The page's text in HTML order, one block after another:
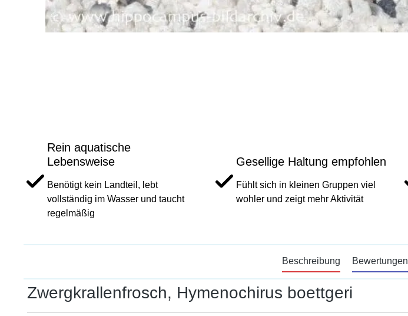
Rein aquatische
Lebensweise
Benötigt kein Landteil, lebt
vollständig im Wasser und taucht
regelmäßig
Gesellige Haltung empfohlen
Fühlt sich in kleinen Gruppen viel
wohler und zeigt mehr Aktivität
Beschreibung Bewertungen
Zwergkrallenfrosch, Hymenochirus boettgeri